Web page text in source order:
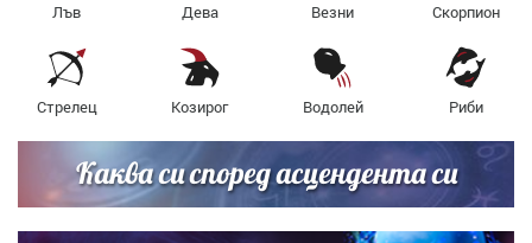
Лъв Дева Везни Скорпион
Стрелец Козирог Водолей Риби
Каква си според асцендента си